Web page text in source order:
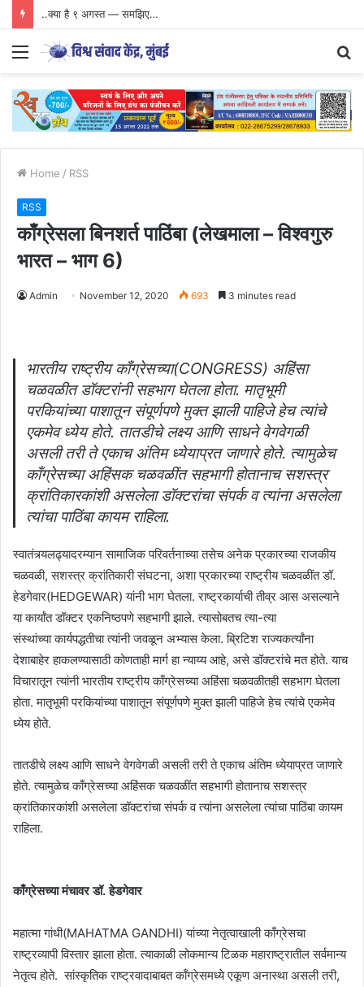
..क्या है ९ अगस्त — समझिए…
Menu
Home / RSS
RSS
काँग्रेसला बिनशर्त पाठिंबा (लेखमाला – विश्वगुरु
भारत – भाग 6)
Admin November 12, 2020 693 3 minutes read
भारतीय राष्ट्रीय काँग्रेसच्या(CONGRESS) अहिंसा
चळवळीत डॉक्टरांनी सहभाग घेतला होता. मातृभूमी
परकियांच्या पाशातून संपूर्णपणे मुक्त झाली पाहिजे हेच त्यांचे
एकमेव ध्येय होते. तातडीचे लक्ष्य आणि साधने वेगवेगळी
असली तरी ते एकाच अंतिम ध्येयाप्रत जाणारे होते. त्यामुळेच
काँग्रेसच्या अहिंसक चळवळींत सहभागी होतानाच सशस्त्र
क्रांतिकारकांशी असलेला डॉक्टरांचा संपर्क व त्यांना असलेला
त्यांचा पाठिंबा कायम राहिला.
स्वातंत्र्यलढ्यादरम्यान सामाजिक परिवर्तनाच्या तसेच अनेक प्रकारच्या राजकीय
चळवळी, सशस्त्र क्रांतिकारी संघटना, अशा प्रकारच्या राष्ट्रीय चळवळींत डॉ.
हेडगेवार(HEDGEWAR) यांनी भाग घेतला. राष्ट्रकार्याची तीव्र आस असल्याने
या कार्यांत डॉक्टर एकनिष्ठपणे सहभागी झाले. त्यासोबतच त्या-त्या
संस्थांच्या कार्यपद्धतीचा त्यांनी जवळून अभ्यास केला. ब्रिटिश राज्यकर्त्यांना
देशाबाहेर हाकलण्यासाठी कोणताही मार्ग हा न्याय्य आहे, असे डॉक्टरांचे मत होते. याच
विचारातून त्यांनी भारतीय राष्ट्रीय काँग्रेसच्या अहिंसा चळवळीतही सहभाग घेतला
होता. मातृभूमी परकियांच्या पाशातून संपूर्णपणे मुक्त झाली पाहिजे हेच त्यांचे एकमेव
ध्येय होते.
तातडीचे लक्ष्य आणि साधने वेगवेगळी असली तरी ते एकाच अंतिम ध्येयाप्रत जाणारे
होते. त्यामुळेच काँग्रेसच्या अहिंसक चळवळींत सहभागी होतानाच सशस्त्र
क्रांतिकारकांशी असलेला डॉक्टरांचा संपर्क व त्यांना असलेला त्यांचा पाठिंबा कायम
राहिला.
काँग्रेसच्या मंचावर डॉ. हेडगेवार
महात्मा गांधी(MAHATMA GANDHI) यांच्या नेतृत्वाखाली काँग्रेसचा
राष्ट्रव्यापी विस्तार झाला होता. त्याकाळी लोकमान्य टिळक महाराष्ट्रातील सर्वमान्य
नेतृत्व होते. सांस्कृतिक राष्ट्रवादाबाबत कॉंग्रेसमध्ये एकूण अनास्था असली तरी,